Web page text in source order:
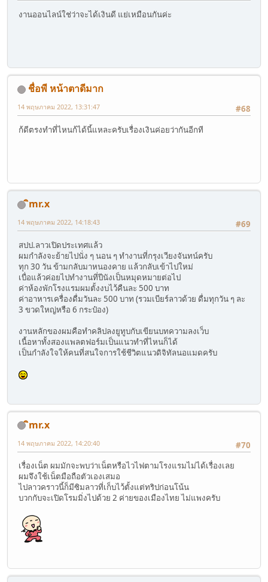
งานออนไลน์ใช่ว่าจะได้เงินดี แย่เหมือนกันค่ะ
ชื่อพี หน้าตาดีมาก
#68
14 พฤษภาคม 2022, 13:31:47
ก้ดีตรงทำที่ไหนก้ได้นี้แหละครับเรื่องเงินค่อยว่ากันอีกที
ิmr.x
#69
14 พฤษภาคม 2022, 14:18:43
สปป.ลาวเปิดประเทศแล้ว
ผมกำลังจะย้ายไปนั่ง ๆ นอน ๆ ทำงานที่กรุงเวียงจันทน์ครับ
ทุก 30 วัน ข้ามกลับมาหนองคาย แล้วกลับเข้าไปใหม่
เบื่อแล้วค่อยไปทำงานที่ปีนังเป็นหมุดหมายต่อไป
ค่าห้องพักโรงแรมผมตั้งงบไว้คืนละ 500 บาท
ค่าอาหารเครื่องดื่มวันละ 500 บาท (รวมเบียร์ลาวด้วย ดื่มทุกวัน ๆ ละ
3 ขวดใหญ่หรือ 6 กระป๋อง)
งานหลักของผมคือทำคลิปลงยูทูบกับเขียนบทความลงเว็บ
เนื้อหาทั้งสองแพลตฟอร์มเป็นแนวทำที่ไหนก็ได้
เป็นกำลังใจให้คนที่สนใจการใช้ชีวิตแนวดิจิทัลนอแมดครับ
ิmr.x
#70
14 พฤษภาคม 2022, 14:20:40
เรื่องเน็ต ผมมักจะพบว่าเน็ตหรือไวไฟตามโรงแรมไม่ได้เรื่องเลย
ผมจึงใช้เน็ตมือถือตัวเองเสมอ
ไปลาวคราวนี้ก็มีซิมลาวที่เก็บไว้ตั้งแต่ทริปก่อนโน้น
บวกกับจะเปิดโรมมิ่งไปด้วย 2 ค่ายของเมืองไทย ไม่แพงครับ